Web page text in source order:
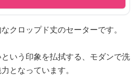
クロップド丈のセーターです。
いう印象を払拭する、モダンで洗
となっています。